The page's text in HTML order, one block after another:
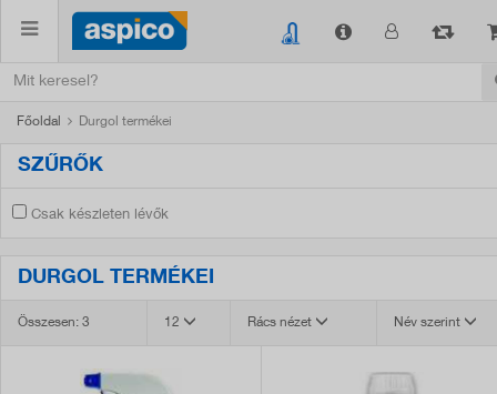
Főoldal Durgol termékei
SZŰRŐK
Csak készleten lévők
DURGOL TERMÉKEI
Név szerint
Rács nézet
12
Összesen: 3